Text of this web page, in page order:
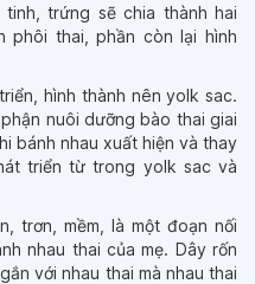
trứng sẽ chia thành hai
phôi thai, phần còn lại hình
hình thành nên yolk sac.
nuôi dưỡng bào thai giai
bánh nhau xuất hiện và thay
triển từ trong yolk sac và
trơn, mềm, là một đoạn nối
nhau thai của mẹ. Dây rốn
với nhau thai mà nhau thai